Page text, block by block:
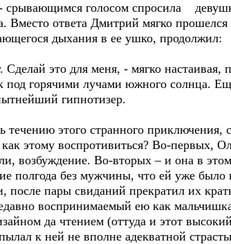
голосом спросила
Вместо ответа Дмитрий мягко
дыхания в ее ушко, продолжил:
это для меня, - мягко настаивая,
под горячими лучами южного солнца.
гипнотизер.
течению этого странного
этому воспротивиться? Во-первых,
возбуждение. Во-вторых – и она в этом
полгода без мужчины, что ей уже было
пары свиданий прекратил их
воспринимаемый ею как
да чтением (оттуда и этот
к ней не вполне адекватной